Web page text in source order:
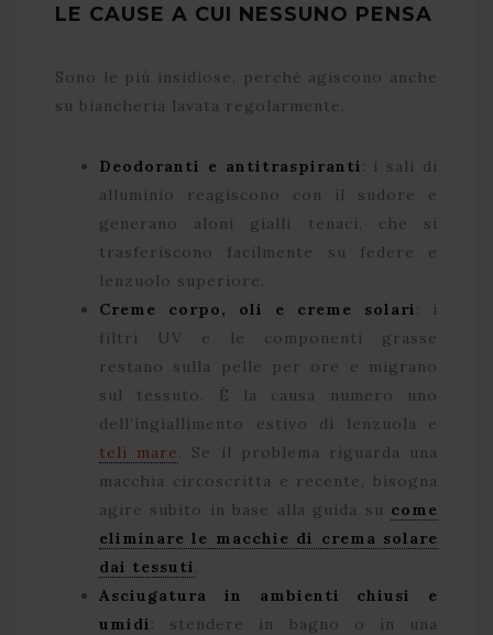
LE CAUSE A CUI NESSUNO PENSA
Sono le più insidiose, perché agiscono anche
su biancheria lavata regolarmente.
Deodoranti e antitraspiranti: i sali di
alluminio reagiscono con il sudore e
generano aloni gialli tenaci, che si
trasferiscono facilmente su federe e
lenzuolo superiore.
Creme corpo, oli e creme solari: i
filtri UV e le componenti grasse
restano sulla pelle per ore e migrano
sul tessuto. È la causa numero uno
dell’ingiallimento estivo di lenzuola e
teli mare. Se il problema riguarda una
macchia circoscritta e recente, bisogna
agire subito in base alla guida su come
eliminare le macchie di crema solare
dai tessuti.
Asciugatura in ambienti chiusi e
umidi: stendere in bagno o in una